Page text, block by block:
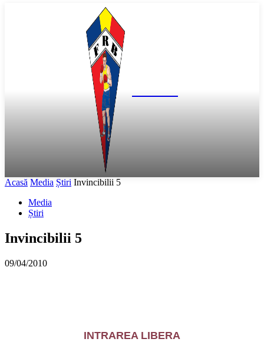
Acasă Media Știri Invincibilii 5
Media
Știri
Invincibilii 5
09/04/2010
INTRAREA LIBERA